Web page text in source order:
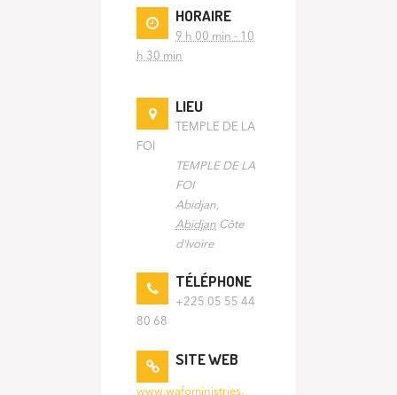
HORAIRE
9 h 00 min - 10
h 30 min
LIEU
TEMPLE DE LA
FOI
TEMPLE DE LA
FOI
Abidjan
Abidjan Côte
d'Ivoire
TÉLÉPHONE
+225 05 55 44
80 68
SITE WEB
www.wafoministries.